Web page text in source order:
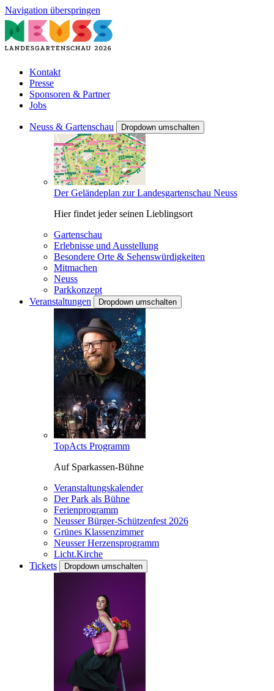
Navigation überspringen
Kontakt
Presse
Sponsoren & Partner
Jobs
Neuss & Gartenschau Dropdown umschalten
Der Geländeplan zur Landesgartenschau Neuss
Hier findet jeder seinen Lieblingsort
Gartenschau
Erlebnisse und Ausstellung
Besondere Orte & Sehenswürdigkeiten
Mitmachen
Neuss
Parkkonzept
Veranstaltungen
Dropdown umschalten
TopActs Programm
Auf Sparkassen-Bühne
Veranstaltungskalender
Der Park als Bühne
Ferienprogramm
Neusser Bürger-Schützenfest 2026
Grünes Klassenzimmer
Neusser Herzensprogramm
Licht.Kirche
Tickets
Dropdown umschalten